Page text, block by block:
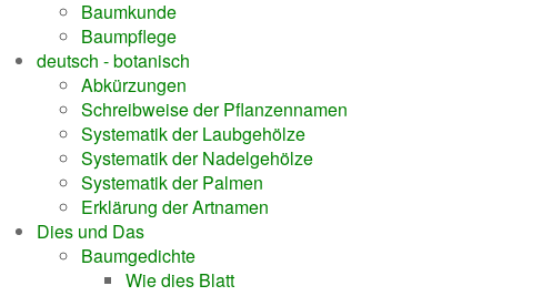
Baumkunde
Baumpflege
deutsch - botanisch
Abkürzungen
Schreibweise der Pflanzennamen
Systematik der Laubgehölze
Systematik der Nadelgehölze
Systematik der Palmen
Erklärung der Artnamen
Dies und Das
Baumgedichte
Wie dies Blatt